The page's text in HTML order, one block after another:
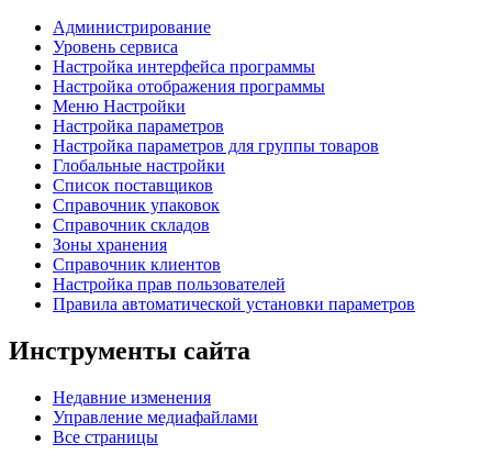
Администрирование
Уровень сервиса
Настройка интерфейса программы
Настройка отображения программы
Меню Настройки
Настройка параметров
Настройка параметров для группы товаров
Глобальные настройки
Список поставщиков
Справочник упаковок
Справочник складов
Зоны хранения
Справочник клиентов
Настройка прав пользователей
Правила автоматической установки параметров
Инструменты сайта
Недавние изменения
Управление медиафайлами
Все страницы